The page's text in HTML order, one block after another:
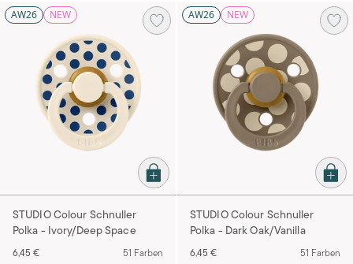
AW26 NEW
STUDIO Colour Schnuller
Polka - Ivory/Deep Space
6,45 € 51 Farben
AW26 NEW
STUDIO Colour Schnuller
Polka - Dark Oak/Vanilla
6,45 € 51 Farben